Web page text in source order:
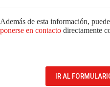
Además de esta información,
ponerse en contacto directamente
IR AL